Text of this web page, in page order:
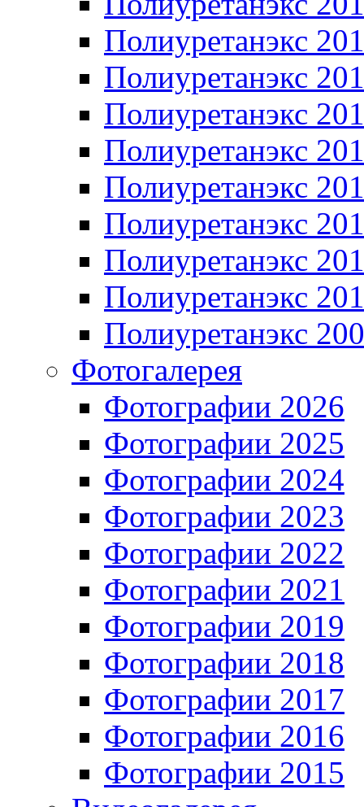
Полиуретанэкс
Полиуретанэкс
Полиуретанэкс
Полиуретанэкс
Полиуретанэкс
Полиуретанэкс
Полиуретанэкс
Полиуретанэкс
Полиуретанэкс
Фотогалерея
Фотографии 2026
Фотографии 2025
Фотографии 2024
Фотографии 2023
Фотографии 2022
Фотографии 2021
Фотографии 2019
Фотографии 2018
Фотографии 2017
Фотографии 2016
Фотографии 2015